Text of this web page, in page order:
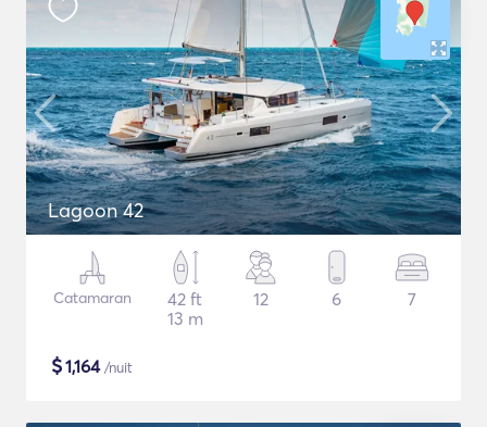
Lagoon 42
Catamaran
42 ft
13 m
12 6 7
$1,164/nuit